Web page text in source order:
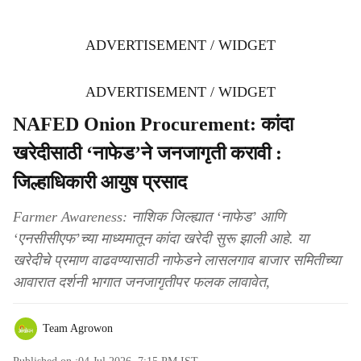
ADVERTISEMENT / WIDGET
ADVERTISEMENT / WIDGET
NAFED Onion Procurement: कांदा
खरेदीसाठी ‘नाफेड’ने जनजागृती करावी :
जिल्हाधिकारी आयुष प्रसाद
Farmer Awareness: नाशिक जिल्ह्यात ‘नाफेड’ आणि
‘एनसीसीएफ’च्या माध्यमातून कांदा खरेदी सुरू झाली आहे. या
खरेदीचे प्रमाण वाढवण्यासाठी नाफेडने लासलगाव बाजार समितीच्या
आवारात दर्शनी भागात जनजागृतीपर फलक लावावेत,
Team Agrowon